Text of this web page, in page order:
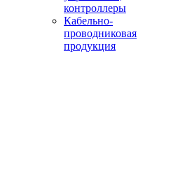
контроллеры
Кабельно-
проводниковая
продукция